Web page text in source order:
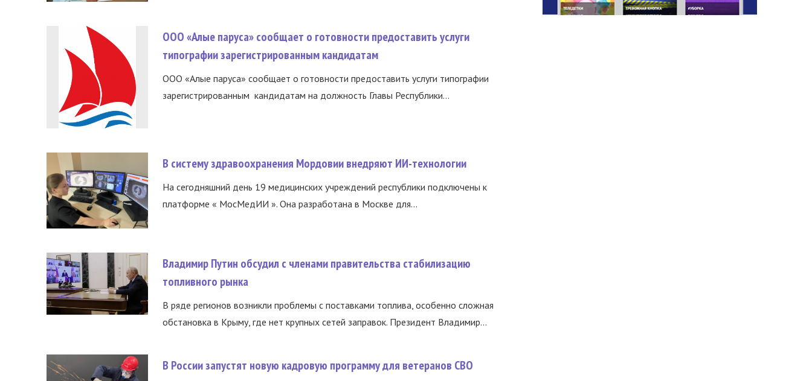
ООО «Алые паруса» сообщает о готовности предоставить услуги
типографии зарегистрированным кандидатам
ООО «Алые паруса» сообщает о готовности предоставить услуги типографии
зарегистрированным кандидатам на должность Главы Республики...
В систему здравоохранения Мордовии внедряют ИИ-технологии
На сегодняшний день 19 медицинских учреждений республики подключены к
платформе « МосМедИИ ». Она разработана в Москве для...
Владимир Путин обсудил с членами правительства стабилизацию
топливного рынка
В ряде регионов возникли проблемы с поставками топлива, особенно сложная
обстановка в Крыму, где нет крупных сетей заправок. Президент Владимир...
В России запустят новую кадровую программу для ветеранов СВО